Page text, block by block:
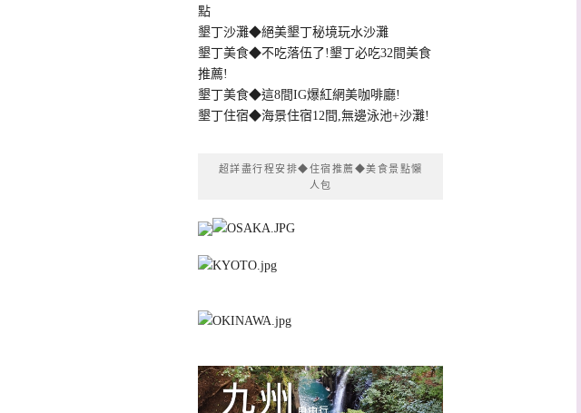
點
墾丁沙灘◆絕美墾丁秘境玩水沙灘
墾丁美食◆不吃落伍了!墾丁必吃32間美食
推薦!
墾丁美食◆這8間IG爆紅網美咖啡廳!
墾丁住宿◆海景住宿12間,無邊泳池+沙灘!
超詳盡行程安排◆住宿推薦◆美食景點懶
人包